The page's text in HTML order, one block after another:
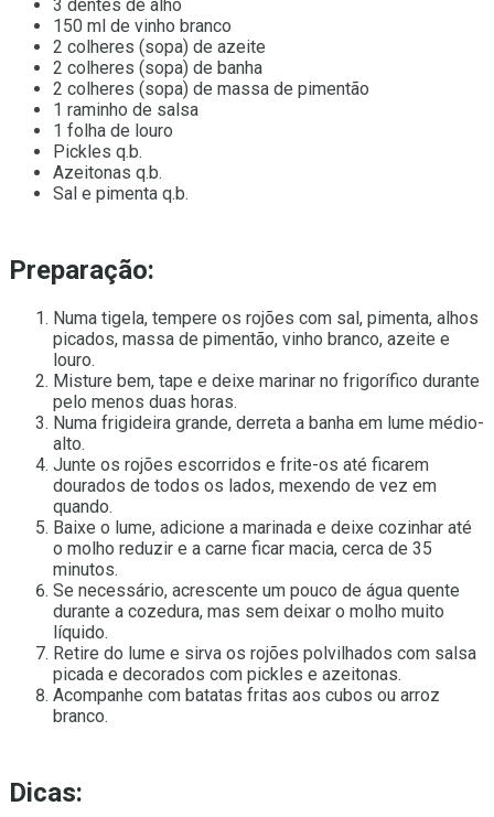
3 dentes de alho
150 ml de vinho branco
2 colheres (sopa) de azeite
2 colheres (sopa) de banha
2 colheres (sopa) de massa de pimentão
1 raminho de salsa
1 folha de louro
Pickles q.b.
Azeitonas q.b.
Sal e pimenta q.b.
Preparação:
Numa tigela, tempere os rojões com sal, pimenta, alhos
picados, massa de pimentão, vinho branco, azeite e
louro.
Misture bem, tape e deixe marinar no frigorífico durante
pelo menos duas horas.
Numa frigideira grande, derreta a banha em lume médio-
alto.
Junte os rojões escorridos e frite-os até ficarem
dourados de todos os lados, mexendo de vez em
quando.
Baixe o lume, adicione a marinada e deixe cozinhar até
o molho reduzir e a carne ficar macia, cerca de 35
minutos.
Se necessário, acrescente um pouco de água quente
durante a cozedura, mas sem deixar o molho muito
líquido.
Retire do lume e sirva os rojões polvilhados com salsa
picada e decorados com pickles e azeitonas.
Acompanhe com batatas fritas aos cubos ou arroz
branco.
Dicas: